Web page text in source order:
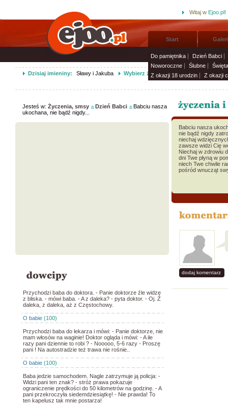
Witaj w Ejoo.pl!
Start
Do pamiętnika
Dzień Babci
Noworoczne
Ślubne
Z okazji 18 urodzin
Z okazji
Dzisiaj imieniny: Sławy i Jakuba Wybierz życzenia imieninowe i wyślij
Jesteś w:Życzenia, smsy Dzień Babci
Babciu nasza
ukochana, nie bądź nigdy...
Przychodzi baba do doktora. - Panie doktorze źle widzę
z bliska. - mówi baba. - A z daleka? - pyta doktor. - Oj. Z
daleka, z daleka, aż z Częstochowy.
O babie (100)
Przychodzi baba do lekarza i mówi: - Panie doktorze, nie
mam włosów na waginie! Doktor ogląda i mówi: - A ile
razy pani dziennie to robi ? - Nooooo, 5-6 razy - Proszę
pani ! Na autostradzie też trawa nie rośnie..
O babie (100)
Baba jedzie samochodem. Nagle zatrzymuje ją policja: -
Widzi pani ten znak? - stróż prawa pokazuje
ograniczenie prędkości do 50 kilometrów na godzinę. - A
pani przekroczyła siedemdziesiątkę! - Nie prawda! To
ten kapelusz tak mnie postarza!
Babciu nasza
nie bądź nigdy
niechaj
zawsze widzi Cię
Niechaj w zdrowiu
dni Twe płyną w
niech Twe chwile
pośród wnucząt
dodaj komentarz